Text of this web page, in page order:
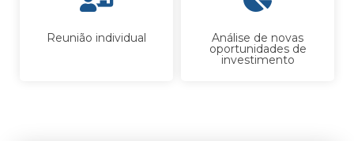
Reunião individual Análise de novas
oportunidades de
investimento